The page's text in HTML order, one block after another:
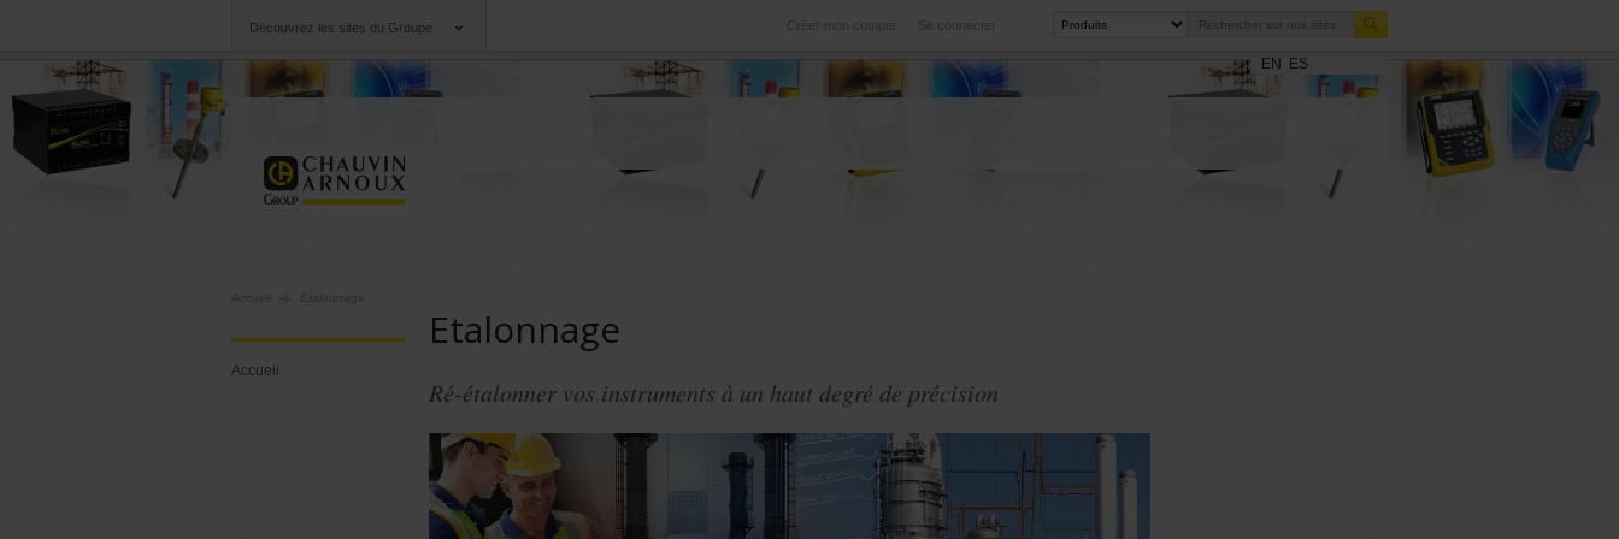
Découvrez les sites du Groupe Se connecter
Créer mon compte
Groupe
Chauvin Arnoux
Sociétés
Une offre à votre service
International
Nos filiales à l'étranger
EN ES
Etalonnage
Accueil
Etalonnage
Ré-étalonner vos instruments à un haut degré de précision